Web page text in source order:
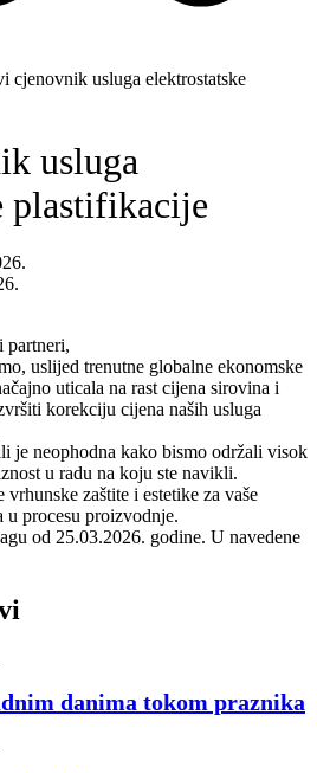
cjenovnik usluga elektrostatske
usluga
plastifikacije
partneri,
uslijed trenutne globalne ekonomske
uticala na rast cijena sirovina i
korekciju cijena naših usluga
je neophodna kako bismo održali visok
u radu na koju ste navikli.
zaštite i estetike za vaše
u procesu proizvodnje.
od 25.03.2026. godine. U navedene
danima tokom praznika